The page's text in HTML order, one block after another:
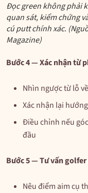
Đọc green không phải
quan sát, kiểm chứng
cú putt chính xác.
Magazine)
Bước 4 — Xác nhận từ
Nhìn ngược từ lỗ
Xác nhận lại
Điều chỉnh nếu
đầu
Bước 5 — Tư vấn
Nêu điểm aim cụ